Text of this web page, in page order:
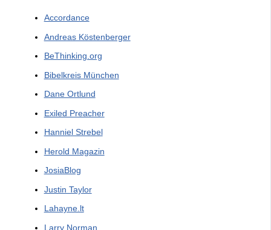
Accordance
Andreas Köstenberger
BeThinking.org
Bibelkreis München
Dane Ortlund
Exiled Preacher
Hanniel Strebel
Herold Magazin
JosiaBlog
Justin Taylor
Lahayne.lt
Larry Norman